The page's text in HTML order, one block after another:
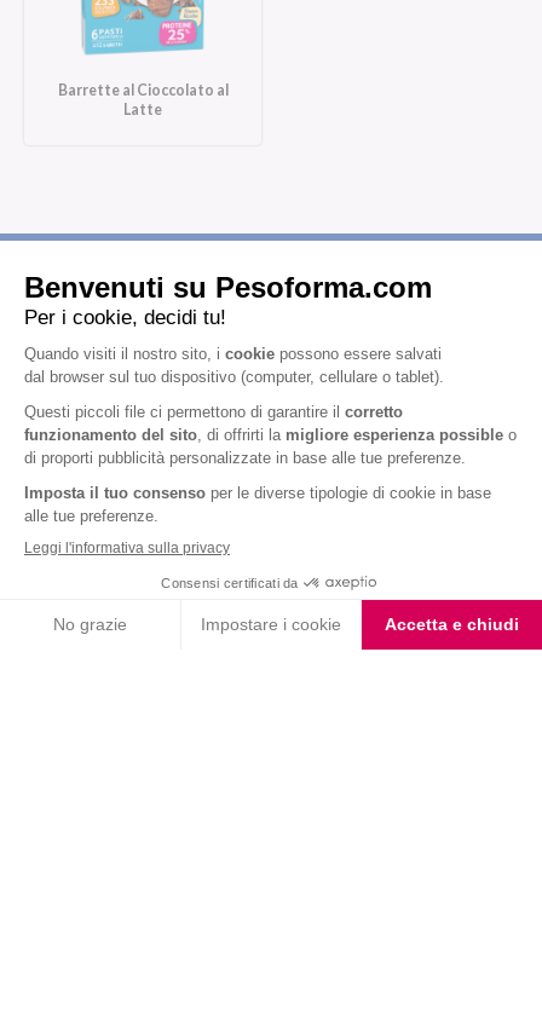
Barrette al Cioccolato al
Latte
Iscriviti alla newsletter
informativa privacy
, acconsento all'iscrizione alla newsletter
periodica di Nutrition et Santé
Nutrition & Sante' Italia Spa